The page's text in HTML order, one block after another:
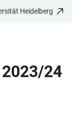
Heidelberg
2023/24